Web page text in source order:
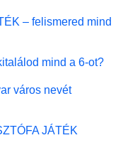
– felismered mind
mind a 6-ot?
város nevét
JÁTÉK